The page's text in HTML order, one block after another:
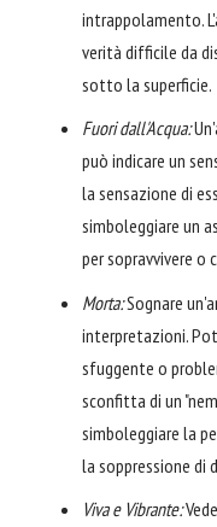
intrappolamento.
verità difficile da
sotto la superficie.
Fuori dall'Acqua:
può indicare un
la sensazione di
simboleggiare un
per sopravvivere o
Morta:Sognare
interpretazioni.
sfuggente o
sconfitta di un
simboleggiare la
la soppressione di
Viva e Vibrante: